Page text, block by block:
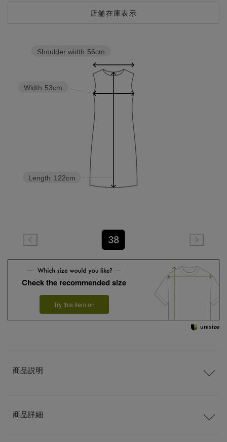
店舗在庫表示
Length 122cm
Width 53cm
Shoulder width 56cm
38
Check the recommended size
Try this item on
商品説明
商品詳細